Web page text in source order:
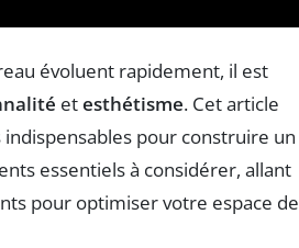
évoluent rapidement, il est
etesthétisme. Cet article
pour construire un
essentiels à considérer, allant
pour optimiser votre espace de